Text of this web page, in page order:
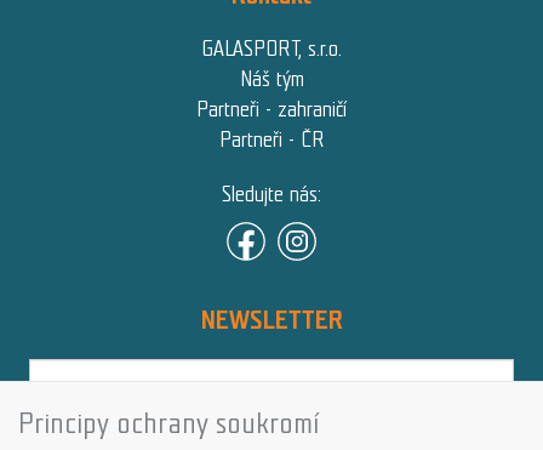
GALASPORT, s.r.o.
Náš tým
Partneři - zahraničí
Partneři - ČR
Sledujte nás:
NEWSLETTER
Přihlásit
Principy ochrany soukromí